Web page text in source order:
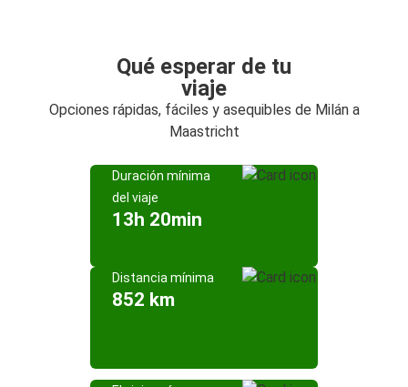
Qué esperar de tu
viaje
Opciones rápidas, fáciles y asequibles de Milán a
Maastricht
Duración mínima
del viaje
13h 20min
Distancia mínima
852 km